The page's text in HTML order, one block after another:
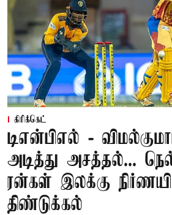
கிரிக்கெட்
டிஎன்பிஎல் -
அடித்து அசத்தல்...
ரன்கள் இலக்கு
திண்டுக்கல்